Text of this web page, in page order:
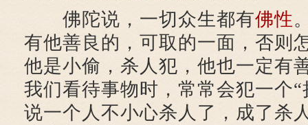
佛陀说，一切众生都有佛性
有他善良的，可取的一面，否则
他是小偷，杀人犯，他也一定有
我们看待事物时，常常会犯一个
说一个人不小心杀人了，成了杀